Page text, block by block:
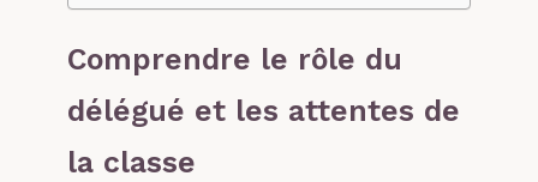
Comprendre le rôle du
délégué et les attentes de
la classe